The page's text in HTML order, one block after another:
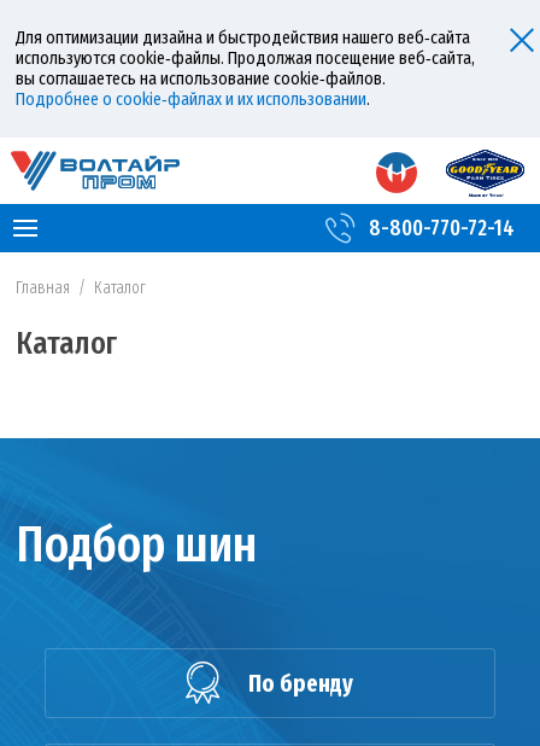
Для оптимизации дизайна и быстродействия нашего веб‑сайта
используются cookie‑файлы. Продолжая посещение веб‑сайта,
вы соглашаетесь на использование cookie‑файлов.
Подробнее о cookie‑файлах и их использовании.
8-800-770-72-14
Главная / Каталог
Каталог
Подбор шин
По бренду